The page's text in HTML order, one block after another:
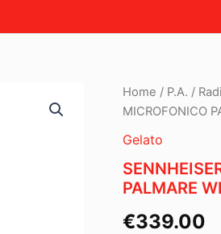
Home / P.A. /
MICROFONICO
Gelato
PALMARE
€339.00